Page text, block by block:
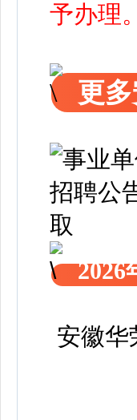
予办理。
更
2026
安徽华